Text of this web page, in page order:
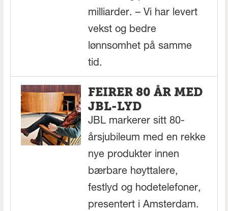
milliarder. – Vi har levert
vekst og bedre
lønnsomhet på samme
tid.
FEIRER 80 ÅR MED
JBL-LYD
JBL markerer sitt 80-
årsjubileum med en rekke
nye produkter innen
bærbare høyttalere,
festlyd og hodetelefoner,
presentert i Amsterdam.